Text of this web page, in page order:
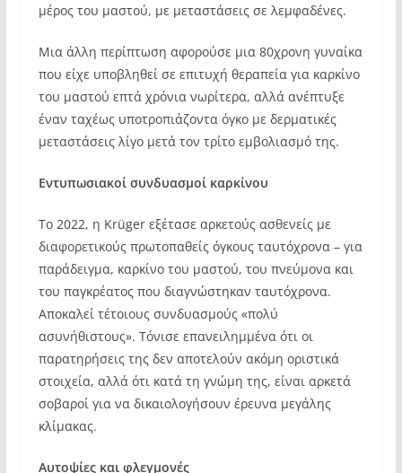
μέρος του μαστού, με μεταστάσεις σε λεμφαδένες.
Μια άλλη περίπτωση αφορούσε μια 80χρονη γυναίκα
που είχε υποβληθεί σε επιτυχή θεραπεία για καρκίνο
του μαστού επτά χρόνια νωρίτερα, αλλά ανέπτυξε
έναν ταχέως υποτροπιάζοντα όγκο με δερματικές
μεταστάσεις λίγο μετά τον τρίτο εμβολιασμό της.
Εντυπωσιακοί συνδυασμοί καρκίνου
Το 2022, η Krüger εξέτασε αρκετούς ασθενείς με
διαφορετικούς πρωτοπαθείς όγκους ταυτόχρονα – για
παράδειγμα, καρκίνο του μαστού, του πνεύμονα και
του παγκρέατος που διαγνώστηκαν ταυτόχρονα.
Αποκαλεί τέτοιους συνδυασμούς «πολύ
ασυνήθιστους». Τόνισε επανειλημμένα ότι οι
παρατηρήσεις της δεν αποτελούν ακόμη οριστικά
στοιχεία, αλλά ότι κατά τη γνώμη της, είναι αρκετά
σοβαροί για να δικαιολογήσουν έρευνα μεγάλης
κλίμακας.
Αυτοψίες και φλεγμονές